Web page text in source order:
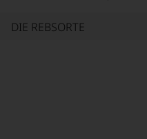
DIE REBSORTE